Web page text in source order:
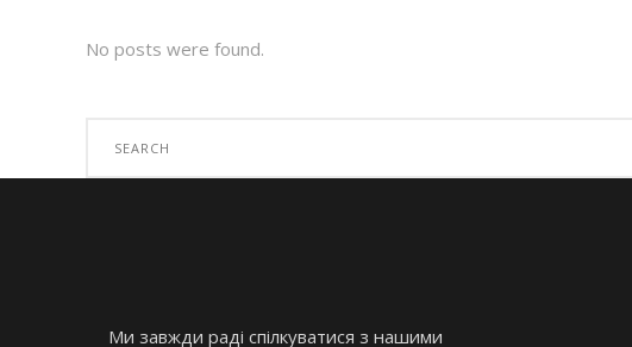
No posts were found.
Ми завжди раді спілкуватися з нашими